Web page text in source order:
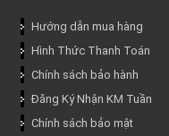
Hướng dẫn mua hàng
Hình Thức Thanh Toán
Chính sách bảo hành
Đăng Ký Nhận KM Tuần
Chính sách bảo mật